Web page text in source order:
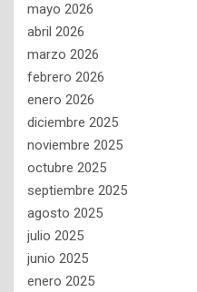
mayo 2026
abril 2026
marzo 2026
febrero 2026
enero 2026
diciembre 2025
noviembre 2025
octubre 2025
septiembre 2025
agosto 2025
julio 2025
junio 2025
enero 2025